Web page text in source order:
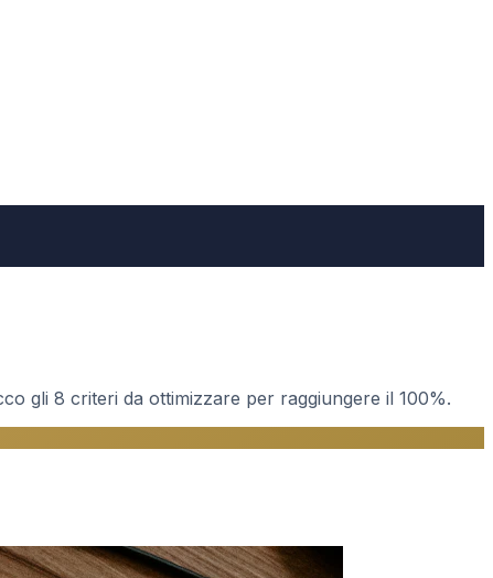
gli 8 criteri da ottimizzare per raggiungere il 100%.